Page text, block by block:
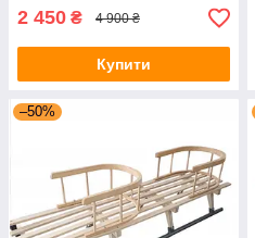
2 450 ₴ 4 900 ₴
Купити
–50%